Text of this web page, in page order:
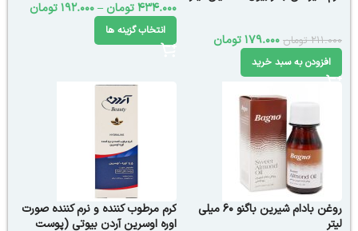
211.000 تومان 179.000تومان
افزودن به سبد خرید
434.000تومان –
192.000تومان
انتخاب گزینه ها
روغن بادام شیرین باگنو 60 میلی
لیتر
کرم مرطوب کننده و نرم کننده صورت
اوره اوسرین آردن بیوتی (پوست